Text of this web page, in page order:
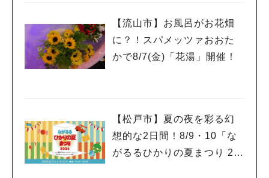
【流山市】お風呂がお花畑
に？！スパメッツァおおた
かで8/7(金)「花湯」開催！
【松戸市】夏の夜を彩る幻
想的な2日間！8/9・10「な
がるるひかりの夏まつり 20